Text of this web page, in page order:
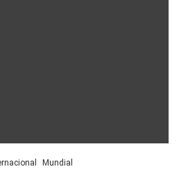
Mundial